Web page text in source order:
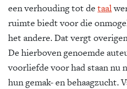
een verhouding tot de taal
ruimte biedt voor die
het andere. Dat vergt
De hierboven genoemde
voorliefde voor had staan nu
hun gemak- en behaagzucht.